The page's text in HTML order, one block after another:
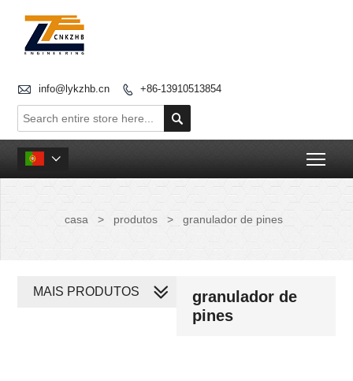
 info@lykzhb.cn  +86-13910513854


casa > produtos > granulador de pines
granulador de
pines
MAIS PRODUTOS